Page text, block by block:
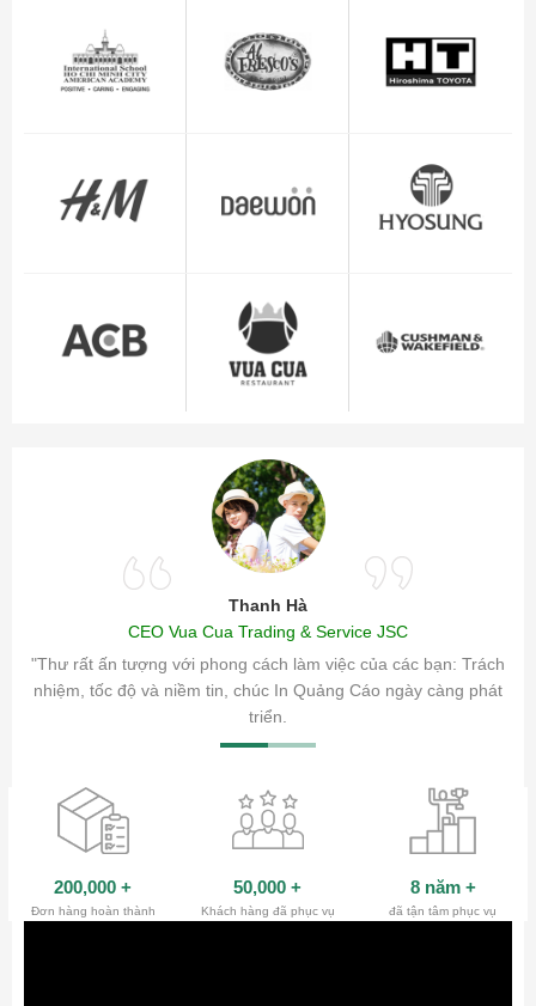
Thanh Hà
CEO Vua Cua Trading & Service JSC
"Thư rất ấn tượng với phong cách làm việc của các bạn: Trách
nhiệm, tốc độ và niềm tin, chúc In Quảng Cáo ngày càng phát
triển.
sóc
200,000 +
Đơn hàng hoàn thành
50,000 +
Khách hàng đã phục vụ
8 năm +
đã tận tâm phục vụ